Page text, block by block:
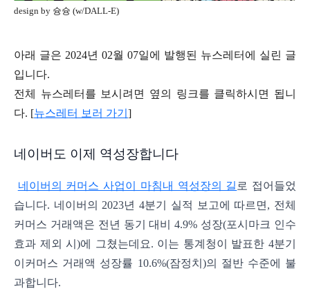
design by 슝슝 (w/DALL-E)
아래 글은 2024년 02월 07일에 발행된 뉴스레터에 실린 글
입니다.
전체 뉴스레터를 보시려면 옆의 링크를 클릭하시면 됩니
다. [뉴스레터 보러 가기 ]
네이버도 이제 역성장합니다
네이버의 커머스 사업이 마침내 역성장의 길 로 접어들었
습니다. 네이버의 2023년 4분기 실적 보고에 따르면, 전체
커머스 거래액은 전년 동기 대비 4.9% 성장(포시마크 인수
효과 제외 시)에 그쳤는데요. 이는 통계청이 발표한 4분기
이커머스 거래액 성장률 10.6%(잠정치)의 절반 수준에 불
과합니다.